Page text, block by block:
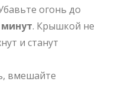
огонь до
минут. Крышкой не
и станут
вмешайте